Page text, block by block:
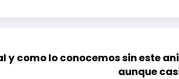
y como lo conocemos sin este
aunque